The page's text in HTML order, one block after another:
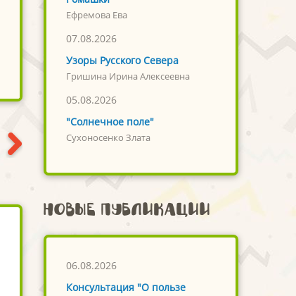
Ефремова Ева
07.08.2026
Узоры Русского Севера
Гришина Ирина Алексеевна
05.08.2026
"Солнечное поле"
Сухоносенко Злата
Новые публикации
06.08.2026
Консультация "О пользе